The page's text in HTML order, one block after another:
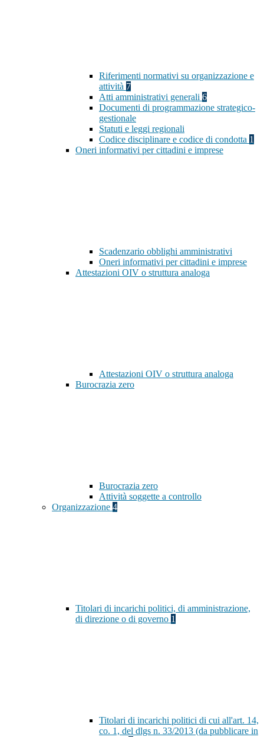
Riferimenti normativi su organizzazione e
attività 7
Atti amministrativi generali 6
Documenti di programmazione strategico-
gestionale
Statuti e leggi regionali
Codice disciplinare e codice di condotta 1
Oneri informativi per cittadini e imprese
Scadenzario obblighi amministrativi
Oneri informativi per cittadini e imprese
Attestazioni OIV o struttura analoga
Attestazioni OIV o struttura analoga
Burocrazia zero
Burocrazia zero
Attività soggette a controllo
Organizzazione 4
Titolari di incarichi politici, di amministrazione,
di direzione o di governo 1
Titolari di incarichi politici di cui all'art. 14,
co. 1, del dlgs n. 33/2013 (da pubblicare in